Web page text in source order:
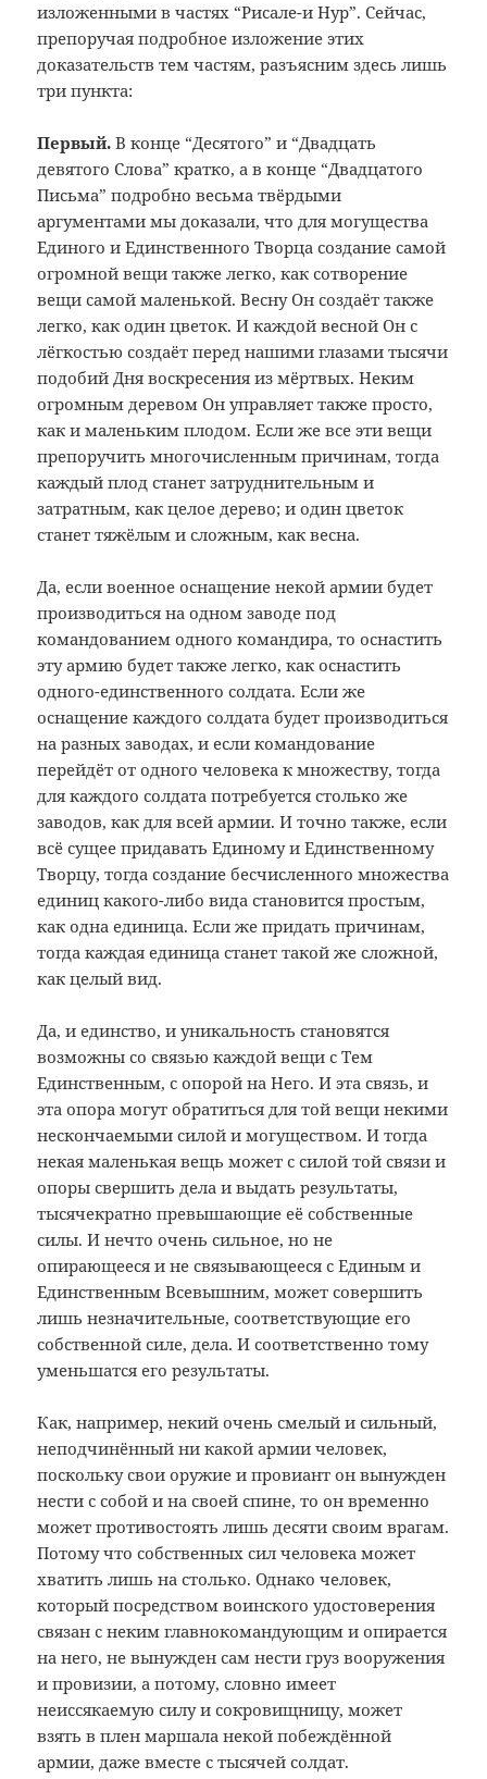
изложенными в частях “Рисале-и Нур”. Сейчас,
препоручая подробное изложение этих
доказательств тем частям, разъясним здесь лишь
три пункта:
Первый. В конце “Десятого” и “Двадцать
девятого Слова” кратко, а в конце “Двадцатого
Письма” подробно весьма твёрдыми
аргументами мы доказали, что для могущества
Единого и Единственного Творца создание самой
огромной вещи также легко, как сотворение
вещи самой маленькой. Весну Он создаёт также
легко, как один цветок. И каждой весной Он с
лёгкостью создаёт перед нашими глазами тысячи
подобий Дня воскресения из мёртвых. Неким
огромным деревом Он управляет также просто,
как и маленьким плодом. Если же все эти вещи
препоручить многочисленным причинам, тогда
каждый плод станет затруднительным и
затратным, как целое дерево; и один цветок
станет тяжёлым и сложным, как весна.
Да, если военное оснащение некой армии будет
производиться на одном заводе под
командованием одного командира, то оснастить
эту армию будет также легко, как оснастить
одного-единственного солдата. Если же
оснащение каждого солдата будет производиться
на разных заводах, и если командование
перейдёт от одного человека к множеству, тогда
для каждого солдата потребуется столько же
заводов, как для всей армии. И точно также, если
всё сущее придавать Единому и Единственному
Творцу, тогда создание бесчисленного множества
единиц какого-либо вида становится простым,
как одна единица. Если же придать причинам,
тогда каждая единица станет такой же сложной,
как целый вид.
Да, и единство, и уникальность становятся
возможны со связью каждой вещи с Тем
Единственным, с опорой на Него. И эта связь, и
эта опора могут обратиться для той вещи некими
нескончаемыми силой и могуществом. И тогда
некая маленькая вещь может с силой той связи и
опоры свершить дела и выдать результаты,
тысячекратно превышающие её собственные
силы. И нечто очень сильное, но не
опирающееся и не связывающееся с Единым и
Единственным Всевышним, может совершить
лишь незначительные, соответствующие его
собственной силе, дела. И соответственно тому
уменьшатся его результаты.
Как, например, некий очень смелый и сильный,
неподчинённый ни какой армии человек,
поскольку свои оружие и провиант он вынужден
нести с собой и на своей спине, то он временно
может противостоять лишь десяти своим врагам.
Потому что собственных сил человека может
хватить лишь на столько. Однако человек,
который посредством воинского удостоверения
связан с неким главнокомандующим и опирается
на него, не вынужден сам нести груз вооружения
и провизии, а потому, словно имеет
неиссякаемую силу и сокровищницу, может
взять в плен маршала некой побеждённой
армии, даже вместе с тысячей солдат.